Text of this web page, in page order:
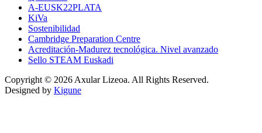
A-EUSK22PLATA
KiVa
Sostenibilidad
Cambridge Preparation Centre
Acreditación-Madurez tecnológica. Nivel avanzado
Sello STEAM Euskadi
Copyright © 2026 Axular Lizeoa. All Rights Reserved.
Designed by Kigune